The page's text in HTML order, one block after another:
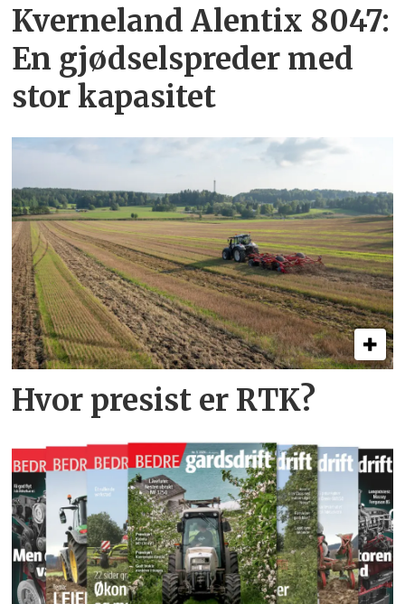
Kverneland Alentix 8047:
En gjødsel­spreder med
stor kapasitet
Hvor presist er RTK?